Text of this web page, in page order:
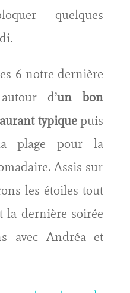
quelques
6 notre dernière
d’un bon
typiquepuis
plage pour la
Assis sur
les étoiles tout
la dernière soirée
avec Andréa et